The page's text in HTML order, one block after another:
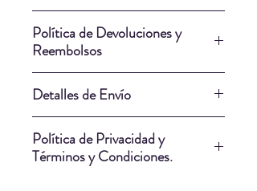
Estructura: Madera de Laurel.
Largo: 110cm.
Unico.
Política de Devoluciones y
Reembolsos
y Reembolsos cumple
Ecuador y tiene como objetivo
ofrecer un marco justo y
Detalles de Envío
empresa de envío puede entregar
su obra de la manera más segura.
Política de Privacidad y
Términos y Condiciones.